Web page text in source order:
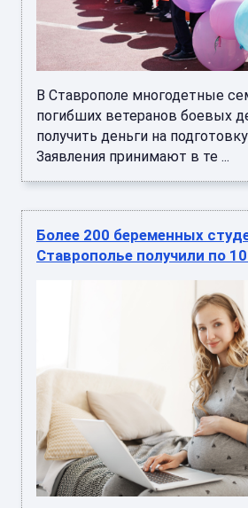
В Ставрополе многодетные
погибших ветеранов боевых
получить деньги на
Заявления принимают в те ...
Более 200 беременных
Ставрополье получили по